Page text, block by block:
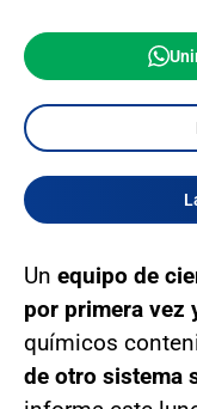
Un equipo de
por primera vez
químicos
de otro sistema